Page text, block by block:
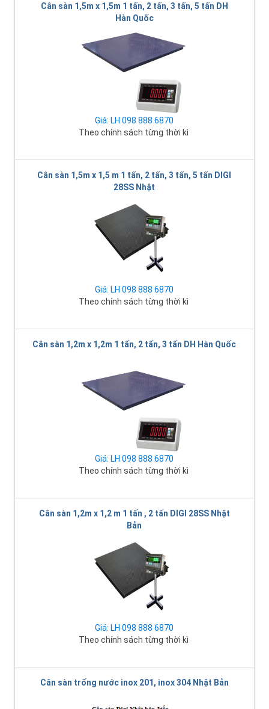
Cân sàn 1,5m x 1,5m 1 tấn, 2 tấn, 3 tấn, 5 tấn DH
Hàn Quốc
Giá: LH 098 888 6870
Theo chính sách từng thời kì
Cân sàn 1,5m x 1,5 m 1 tấn, 2 tấn, 3 tấn, 5 tấn DIGI
28SS Nhật
Giá: LH 098 888 6870
Theo chính sách từng thời kì
Cân sàn 1,2m x 1,2m 1 tấn, 2 tấn, 3 tấn DH Hàn Quốc
Giá: LH 098 888 6870
Theo chính sách từng thời kì
Cân sàn 1,2m x 1,2 m 1 tấn , 2 tấn DIGI 28SS Nhật
Bản
Giá: LH 098 888 6870
Theo chính sách từng thời kì
Cân sàn trống nước inox 201, inox 304 Nhật Bản